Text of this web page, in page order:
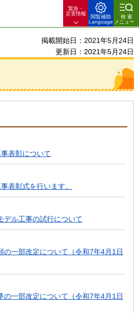
緊急・
災害情報
閲覧補助
Language
検索
メニュー
掲載開始日：2021年5月24日
更新日：2021年5月24日
表彰について
表彰式を行います。
デル工事の試行について
の一部改定について（令和7年4月1日
の一部改定について（令和7年4月1日